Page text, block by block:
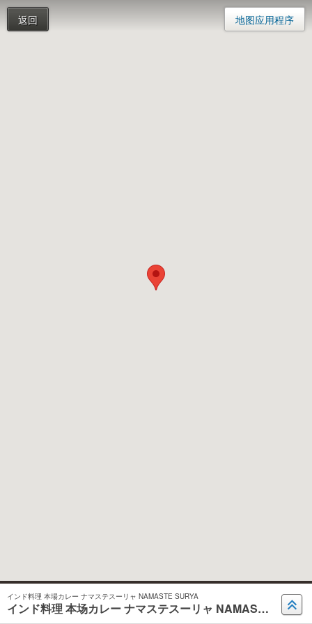
返回 地图应用程序
インド料理 本場カレー ナマステスーリャ NAMASTE SURYA
インド料理 本场カレー ナマステスーリャ NAMASTE SURYA